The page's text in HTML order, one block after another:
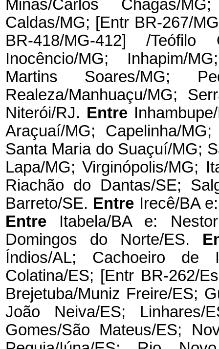
Minas/Carlos Chagas/
Caldas/MG; [Entr BR-267/
BR-418/MG-412] /Teófilo
Inocêncio/MG; Inhapim/
Martins Soares/MG;
Realeza/Manhuaçu/MG;
Niterói/RJ. Entre
Araçuaí/MG; Capelinha/
Santa Maria do Suaçuí/MG;
Lapa/MG; Virginópolis/MG;
Riachão do Dantas/SE;
Barreto/SE. Entre Irecê/BA
Entre Itabela/BA e:
Domingos do Norte/ES.
Índios/AL; Cachoeiro de
Colatina/ES; [Entr BR-262/
Brejetuba/Muniz Freire/ES;
João Neiva/ES; Linhares/
Gomes/São Mateus/ES;